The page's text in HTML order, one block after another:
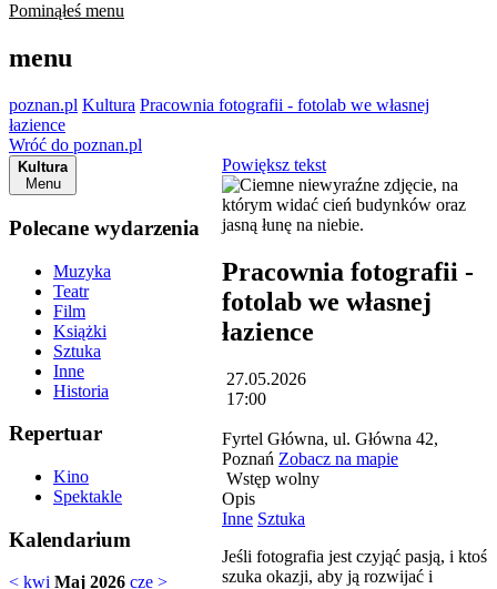
Pominąłeś menu
menu
poznan.pl Kultura Pracownia fotografii - fotolab we własnej
łazience
Wróć do poznan.pl
Kultura
Menu
Polecane wydarzenia
Muzyka
Teatr
Film
Książki
Sztuka
Inne
Historia
Repertuar
Kino
Spektakle
Kalendarium
< kwi Maj 2026 cze >
Powiększ tekst
Pracownia fotografii -
fotolab we własnej
łazience
27.05.2026
17:00
Fyrtel Główna, ul. Główna 42,
Poznań Zobacz na mapie
Wstęp wolny
Opis
Inne Sztuka
Jeśli fotografia jest czyjąć pasją, i ktoś
szuka okazji, aby ją rozwijać i